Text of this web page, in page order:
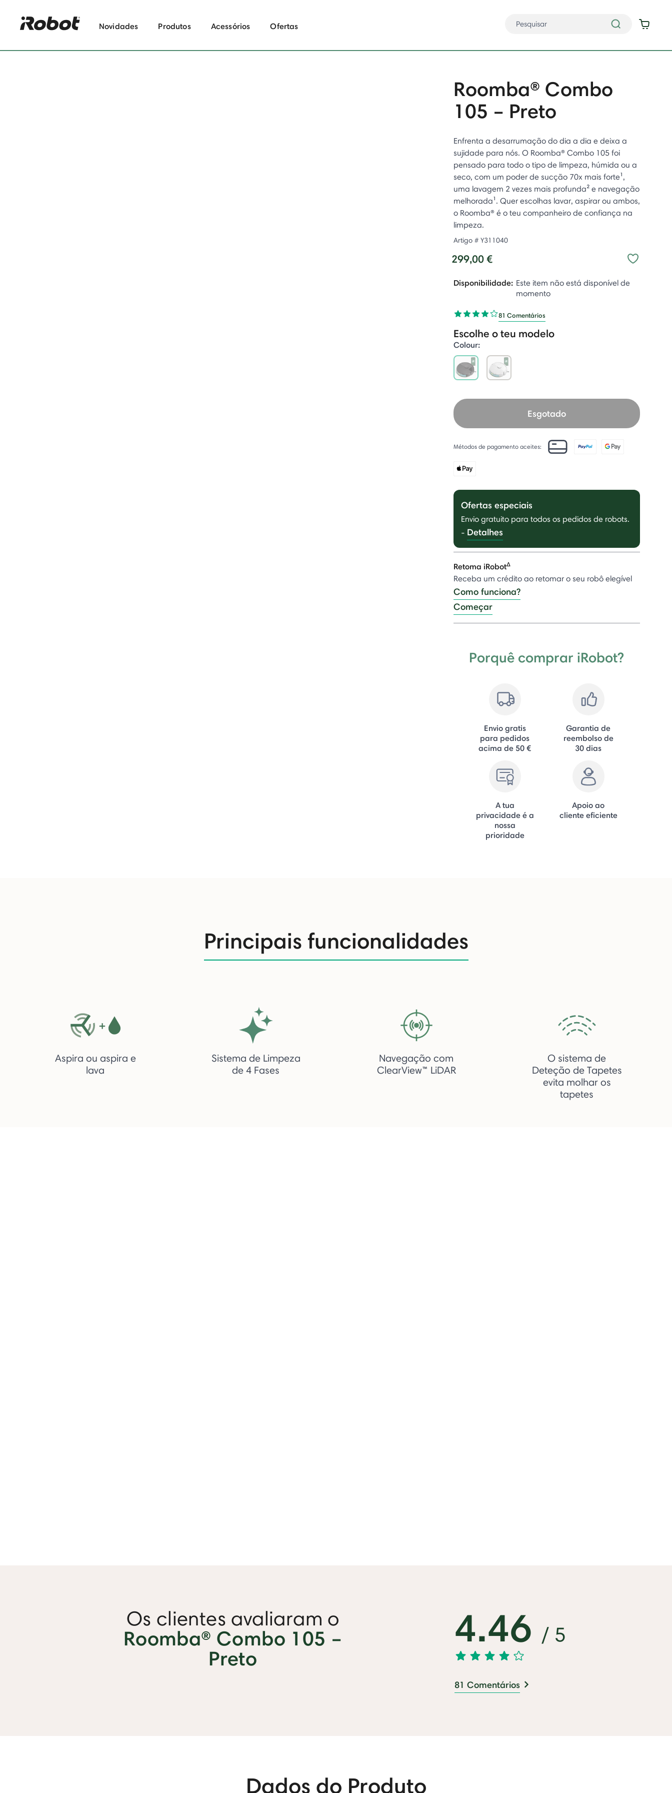
Novidades Produtos Acessórios Ofertas
Roomba® Combo
105 – Preto
Enfrenta a desarrumação do dia a dia e deixa a
sujidade para nós. O Roomba® Combo 105 foi
pensado para todo o tipo de limpeza, húmida ou a
seco, com um poder de sucção 70x mais forte¹,
uma lavagem 2 vezes mais profunda² e navegação
melhorada¹. Quer escolhas lavar, aspirar ou ambos,
o Roomba® é o teu companheiro de confiança na
limpeza.
Artigo # Y311040
299,00 €
Disponibilidade: Este item não está disponível de
momento
81 Comentários
Escolhe o teu modelo
Colour:
Esgotado
Métodos de pagamento aceites:
Ofertas especiais
Envio gratuito para todos os pedidos de robots.
- Detalhes
Retoma iRobotΔ
Receba um crédito ao retomar o seu robô elegível
Como funciona?
Começar
Porquê comprar iRobot?
Envio gratis
para pedidos
acima de 50 €
Garantia de
reembolso de
30 dias
A tua
privacidade é a
nossa
prioridade
Apoio ao
cliente eficiente
Principais funcionalidades
Aspira ou aspira e
lava
Sistema de Limpeza
de 4 Fases
Navegação com
ClearView™ LiDAR
O sistema de
Deteção de Tapetes
evita molhar os
tapetes
Os clientes avaliaram o
Roomba® Combo 105 –
Preto
4.46 / 5
81 Comentários
Dados do Produto